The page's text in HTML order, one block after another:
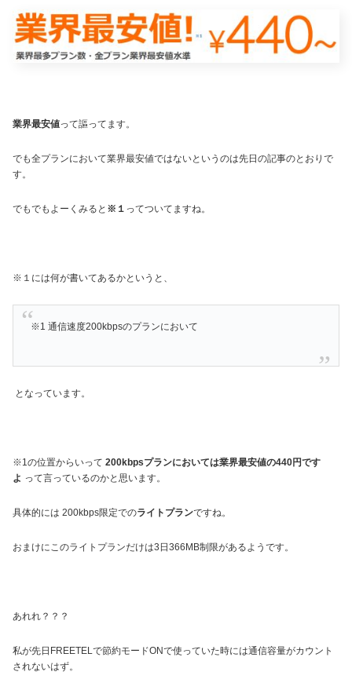
業界最安値って謳ってます。
でも全プランにおいて業界最安値ではないというのは先日の記事のとおりで
す。
でもでもよーくみると ※１ ってついてますね。
※１には何が書いてあるかというと、
※1 通信速度200kbpsのプランにおいて
となっています。
※1の位置からいって 200kbpsプランにおいては業界最安値の440円です
よ って言っているのかと思います。
具体的には 200kbps限定でのライトプランですね。
おまけにこのライトプランだけは3日366MB制限があるようです。
あれれ？？？
私が先日FREETELで節約モードONで使っていた時には通信容量がカウント
されないはず。